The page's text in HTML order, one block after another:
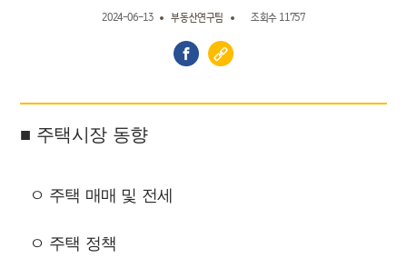
2024-06-13 부동산연구팀 조회수 11757
■ 주택시장 동향
ㅇ 주택 매매 및 전세
ㅇ 주택 정책